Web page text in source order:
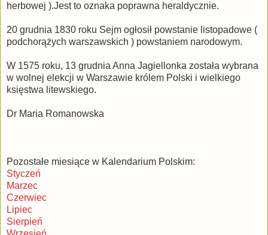
herbowej ).Jest to oznaka poprawna heraldycznie.
20 grudnia 1830 roku Sejm ogłosił powstanie listopadowe (
podchorążych warszawskich ) powstaniem narodowym.
W 1575 roku, 13 grudnia Anna Jagiellonka została wybrana
w wolnej elekcji w Warszawie królem Polski i wielkiego
księstwa litewskiego.
Dr Maria Romanowska
Pozostałe miesiące w Kalendarium Polskim:
Styczeń
Marzec
Czerwiec
Lipiec
Sierpień